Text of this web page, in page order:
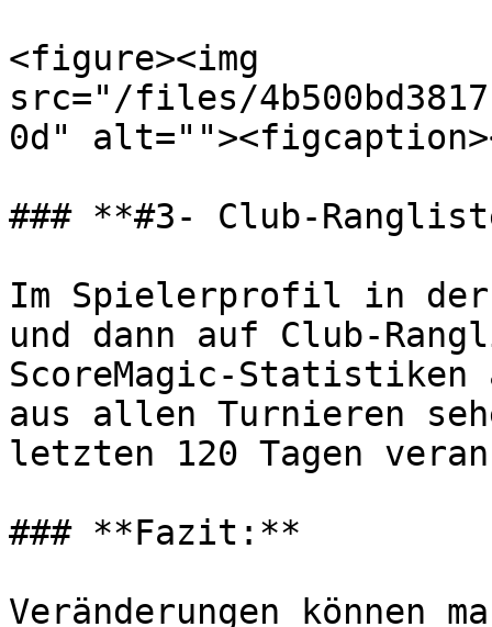
<figure><img
src="/files/
0d"
### **#3- Club-
Im Spielerprofil in der
und dann auf Club-
ScoreMagic-
aus allen Turnieren
letzten 120 Tagen
### **Fazit:**
Veränderungen können